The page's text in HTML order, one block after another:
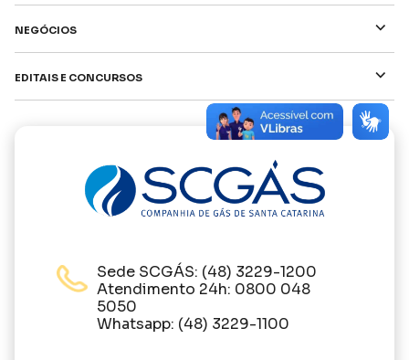
Sede SCGÁS: (48) 3229-1200
Atendimento 24h: 0800 048
5050
Whatsapp: (48) 3229-1100
Negócios ⌵
Editais e Concursos ⌵